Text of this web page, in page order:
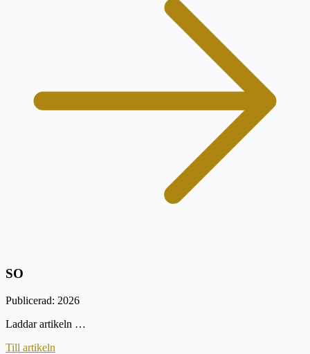
SO
Publicerad: 2026
Laddar artikeln …
Till artikeln